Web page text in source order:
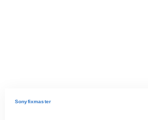
Sonyfixmaster